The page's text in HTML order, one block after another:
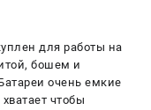
для работы на
бошем и
очень емкие
чтобы